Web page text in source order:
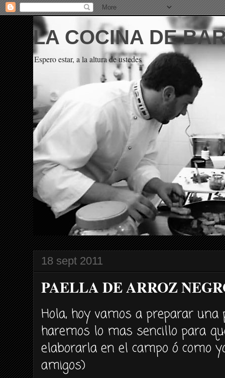
LA COCINA DE
Espero estar, a la altura de ustedes
18 sept 2011
PAELLA DE ARROZ
Hola, hoy vamos a preparar una
haremos lo mas sencillo para
elaborarla en el campo ó como
amigos)